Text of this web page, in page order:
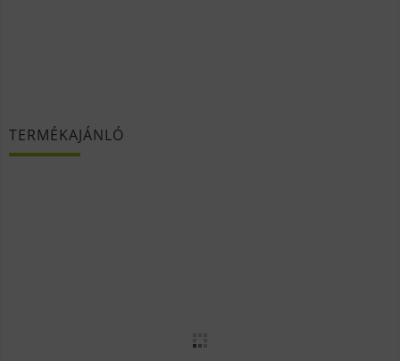
TERMÉKAJÁNLÓ